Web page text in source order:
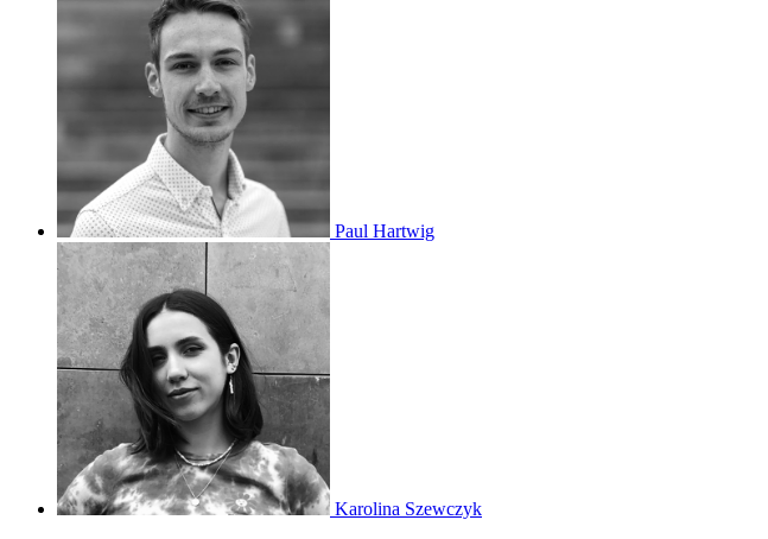
Paul Hartwig
Karolina Szewczyk